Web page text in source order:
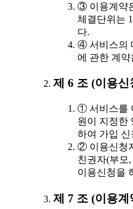
③ 이용계약
체결단위는
다.
④ 서비스의
에 관한 계
제 6 조 (이용신
① 서비스를
원이 지정한
하여 가입
② 이용신청
친권자(부모
이용신청을
제 7 조 (이용